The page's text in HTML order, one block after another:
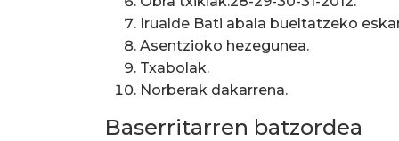
Irualde Bati abala bueltatzeko
Asentzioko hezegunea.
Txabolak.
Norberak dakarrena.
Baserritarren batzordea